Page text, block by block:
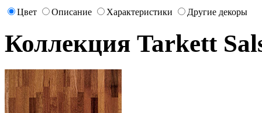
Цвет Описание Характеристики Другие декоры
Коллекция Tarkett